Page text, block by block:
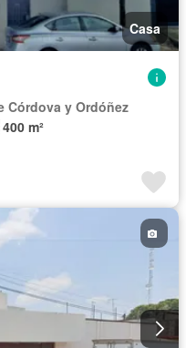
Casa
Córdova y Ordóñez
400 m²